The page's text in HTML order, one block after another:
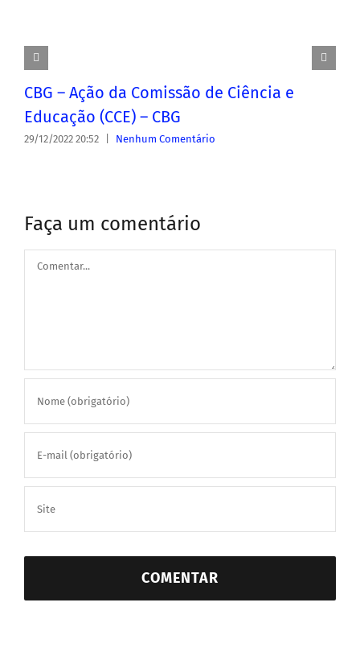
CBG – Ação da Comissão de Ciência e
Educação (CCE) – CBG
29/12/2022 20:52 Nenhum Comentário
Faça um comentário
Comentar